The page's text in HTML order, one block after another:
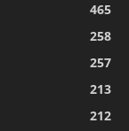
465
258
257
213
212